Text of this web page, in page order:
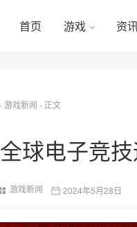
首页 游戏 资
-游戏新闻 - 正文
球电子竞
游戏新闻 2024年5月28日